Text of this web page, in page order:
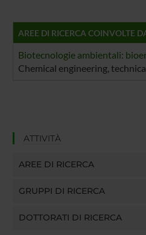
AREE DI RICERCA COINVOLTE
Biotecnologie ambientali:
Chemical engineering,
ATTIVITÀ
AREE DI RICERCA
GRUPPI DI RICERCA
DOTTORATI DI RICERCA